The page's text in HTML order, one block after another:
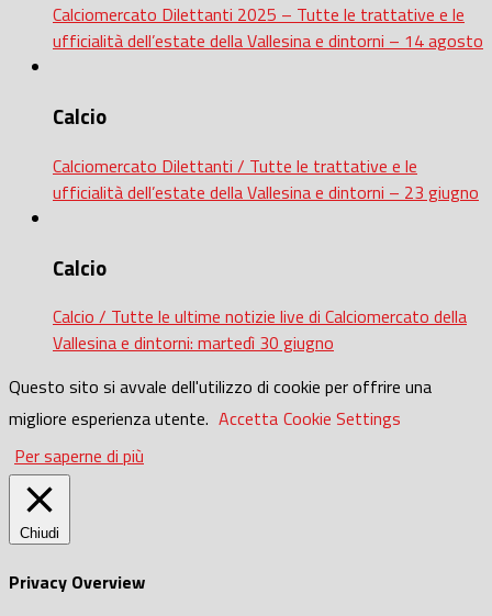
Calciomercato Dilettanti 2025 – Tutte le trattative e le
ufficialità dell’estate della Vallesina e dintorni – 14 agosto
Calcio
Calciomercato Dilettanti / Tutte le trattative e le
ufficialità dell’estate della Vallesina e dintorni – 23 giugno
Calcio
Calcio / Tutte le ultime notizie live di Calciomercato della
Vallesina e dintorni: martedì 30 giugno
Questo sito si avvale dell'utilizzo di cookie per offrire una
migliore esperienza utente. Accetta Cookie Settings
Per saperne di più
Chiudi
Privacy Overview